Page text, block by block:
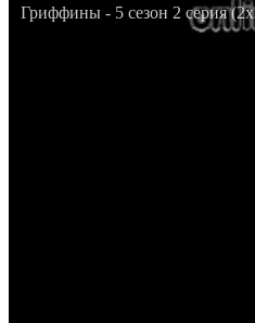
Гриффины - 5 сезон 2 серия